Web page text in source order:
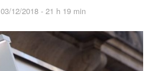
03/12/2018 - 21 h 19 min